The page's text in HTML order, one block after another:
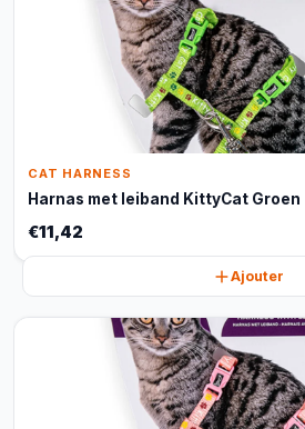
CAT HARNESS
Harnas met leiband KittyCat Groen
€11,42
Ajouter